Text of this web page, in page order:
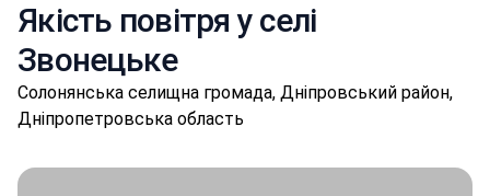
Якість повітря у селі
Звонецьке
Сoлoнянськa селищнa громада, Дніпровський район,
Дніпропетровська область